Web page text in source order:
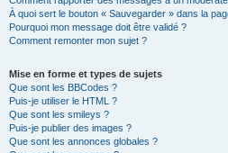
À quoi sert le bouton « Sauvegarder » dans la
Pourquoi mon message doit être validé ?
Comment remonter mon sujet ?
Mise en forme et types de sujets
Que sont les BBCodes ?
Puis-je utiliser le HTML ?
Que sont les smileys ?
Puis-je publier des images ?
Que sont les annonces globales ?